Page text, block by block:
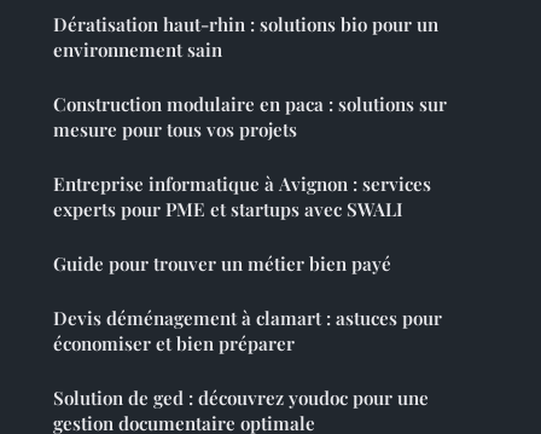
Dératisation haut-rhin : solutions bio pour un
environnement sain
Construction modulaire en paca : solutions sur
mesure pour tous vos projets
Entreprise informatique à Avignon : services
experts pour PME et startups avec SWALI
Guide pour trouver un métier bien payé
Devis déménagement à clamart : astuces pour
économiser et bien préparer
Solution de ged : découvrez youdoc pour une
gestion documentaire optimale